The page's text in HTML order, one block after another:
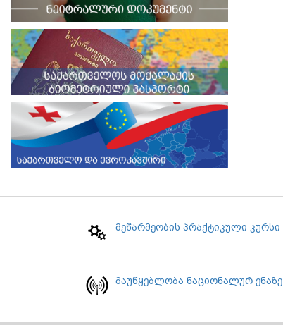
მეწარმეობის პრაქტიკული კურსი
მაუწყებლობა ნაციონალურ ენაზე